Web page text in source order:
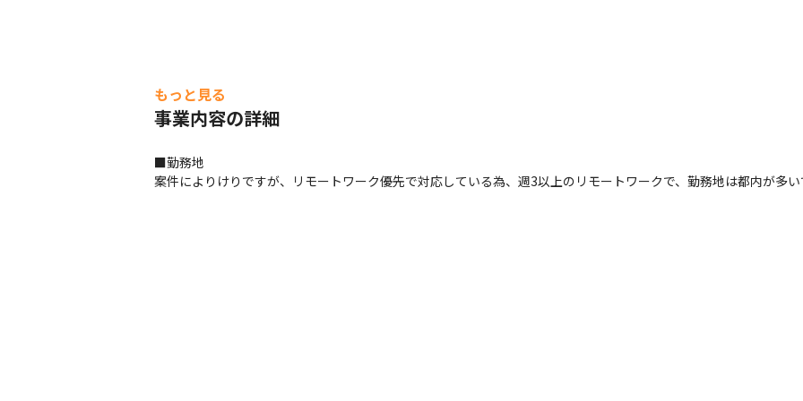
もっと見る
事業内容の詳細
■勤務地
案件によりけりですが、リモートワーク優先で対応している為、週3以上のリモートワークで、勤務地は都内が多